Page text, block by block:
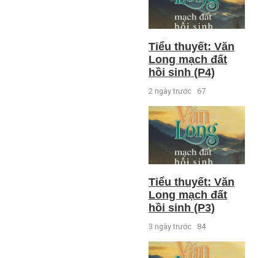
Tiểu thuyết: Văn
Long mạch đất
hồi sinh (P4)
2 ngày trước 67
Tiểu thuyết: Văn
Long mạch đất
hồi sinh (P3)
3 ngày trước 84